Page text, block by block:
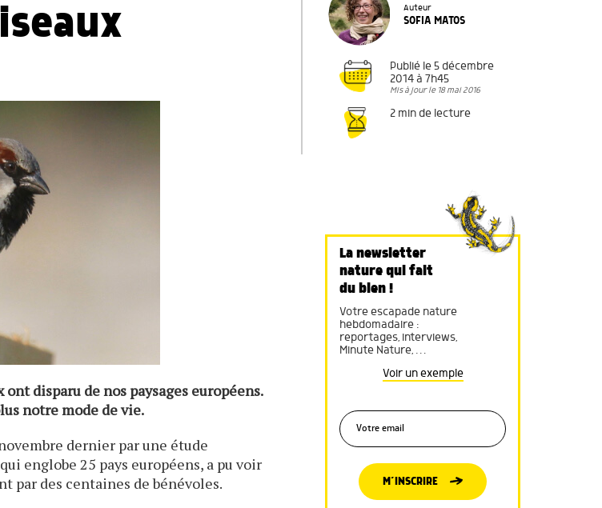
ont disparu de nos paysages européens.
notre mode de vie.
dernier par une étude
qui englobe 25 pays européens, a pu voir
par des centaines de bénévoles.
Auteur
SOFIA MATOS
Publié le 5 décembre
2014 à 7h45
Mis à jour le 18 mai 2016
2 min de lecture
La newsletter
nature qui fait
du bien !
Votre escapade nature
hebdomadaire :
reportages, interviews,
Minute Nature, …
Voir un exemple
M’INSCRIRE